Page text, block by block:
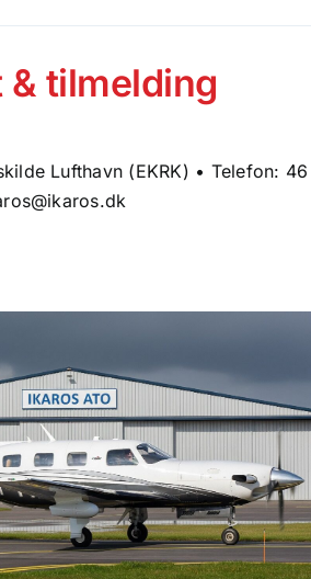
tilmelding
Lufthavn (EKRK) • Telefon: 46